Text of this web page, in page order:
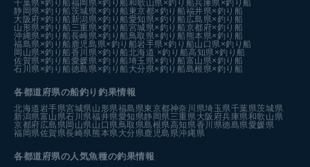
千葉県×釣り船福岡県×釣り船和歌山県×釣り船兵庫県×釣り船
静岡県×釣り船茨城県×釣り船 東京都×釣り船福井県×釣り船
大阪府×釣り船 新潟県×釣り船愛知県×釣り船 広島県×釣り船
山形県×釣り船 三重県×釣り船宮城県×釣り船京都府×釣り船
沖縄県×釣り船長崎県×釣り船鳥取県×釣り船 熊本県×釣り船
福島県×釣り船 鹿児島県×釣り船岩手県×釣り船山口県×釣り船
岡山県×釣り船香川県×釣り船北海道 ×釣り船高知県×釣り船
佐賀県×釣り船愛媛県×釣り船埼玉県×釣り船富山県×釣り船
石川県×釣り船徳島県×釣り船 大分県×釣り船島根県×釣り船
各都道府県の船釣り釣果情報
北海道岩手県宮城県山形県福島県東京都神奈川県埼玉県千葉県茨城県
新潟県富山県石川県福井県愛知県静岡県三重県大阪府兵庫県和歌山県
京都府広島県岡山県山口県鳥取県島根県高知県香川県徳島県愛媛県
福岡県佐賀県長崎県熊本県大分県鹿児島県沖縄県
各都道府県の人気魚種の釣果情報